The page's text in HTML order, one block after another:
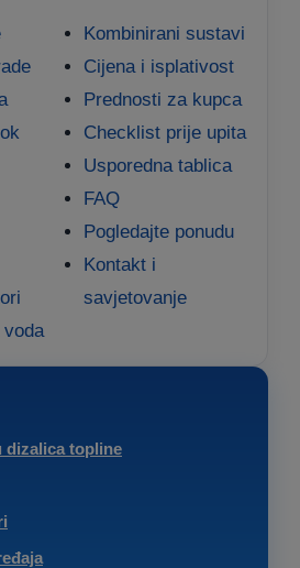
voda
Kombinirani sustavi
Cijena i isplativost
Prednosti za kupca
Checklist prije upita
Usporedna tablica
FAQ
Pogledajte ponudu
Kontakt i
savjetovanje
dizalica topline